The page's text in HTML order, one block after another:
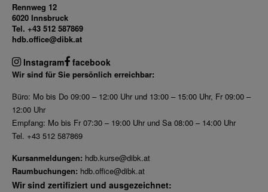
Rennweg 12
6020 Innsbruck
Tel. +43 512 587869
hdb.office@dibk.at
Instagram facebook
Wir sind für Sie persönlich erreichbar:
Büro: Mo bis Do 09:00 – 12:00 Uhr und 13:00 – 15:00 Uhr, Fr 09:00 –
12:00 Uhr
Empfang: Mo bis Fr 07:30 – 19:00 Uhr und Sa 08:00 – 14:00 Uhr
Tel. +43 512 587869
Kursanmeldungen: hdb.kurse@dibk.at
Raumbuchungen: hdb.office@dibk.at
Wir sind zertifiziert und ausgezeichnet: